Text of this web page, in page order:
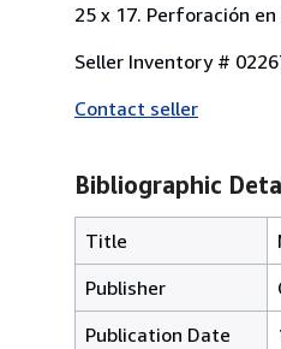
25 x 17. Perforación
Seller Inventory #
Contact seller
Bibliographic
Title
Publisher
Publication Date